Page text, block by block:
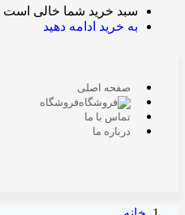
سبد خرید شما خالی است
به خرید ادامه دهید
صفحه اصلی
فروشگاه
تماس با ما
درباره ما